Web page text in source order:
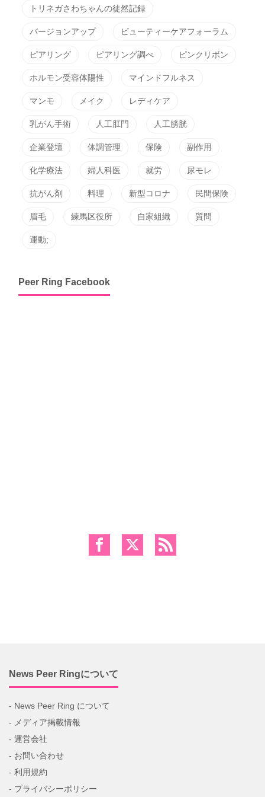
トリネガさわちゃんの徒然記録
バージョンアップ ビューティーケアフォーラム
ピアリング ピアリング調べ ピンクリボン
ホルモン受容体陽性 マインドフルネス
マンモ メイク レディケア
乳がん手術 人工肛門 人工膀胱
企業登壇 体調管理 保険 副作用
化学療法 婦人科医 就労 尿モレ
抗がん剤 料理 新型コロナ 民間保険
眉毛 練馬区役所 自家組織 質問
運動;
Peer Ring Facebook
News Peer Ringについて
- News Peer Ring について
- メディア掲載情報
- 運営会社
- お問い合わせ
- 利用規約
- プライバシーポリシー